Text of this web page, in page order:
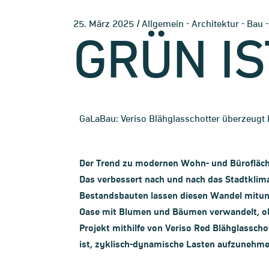
25. März 2025 Allgemein - Architektur - Bau
GRÜN
GaLaBau: Veriso Blähglasschotter
Der Trend zu modernen Wohn- und
Das verbessert nach und nach das
Bestandsbauten lassen diesen Wandel
Oase mit Blumen und Bäumen verwandelt,
Projekt mithilfe von Veriso Red
ist, zyklisch-dynamische Lasten